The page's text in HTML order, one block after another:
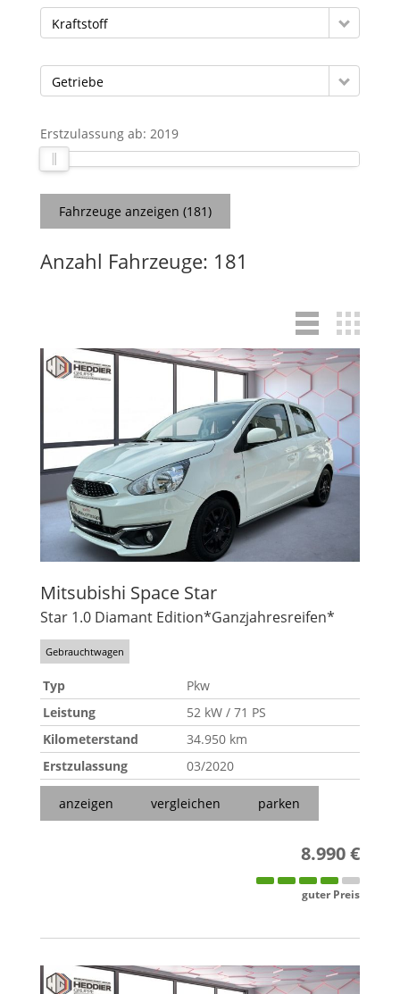
Kraftstoff
Getriebe
Erstzulassung ab: 2019
Fahrzeuge anzeigen (181)
Anzahl Fahrzeuge: 181
Mitsubishi Space Star
Star 1.0 Diamant Edition*Ganzjahresreifen*
Gebrauchtwagen
Typ
Pkw
Leistung
52 kW / 71 PS
Kilometerstand
34.950 km
Erstzulassung
03/2020
anzeigen vergleichen parken
8.990 €
guter Preis